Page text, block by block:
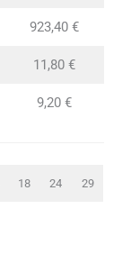
923,40 €
11,80 €
9,20 €
18 24 29